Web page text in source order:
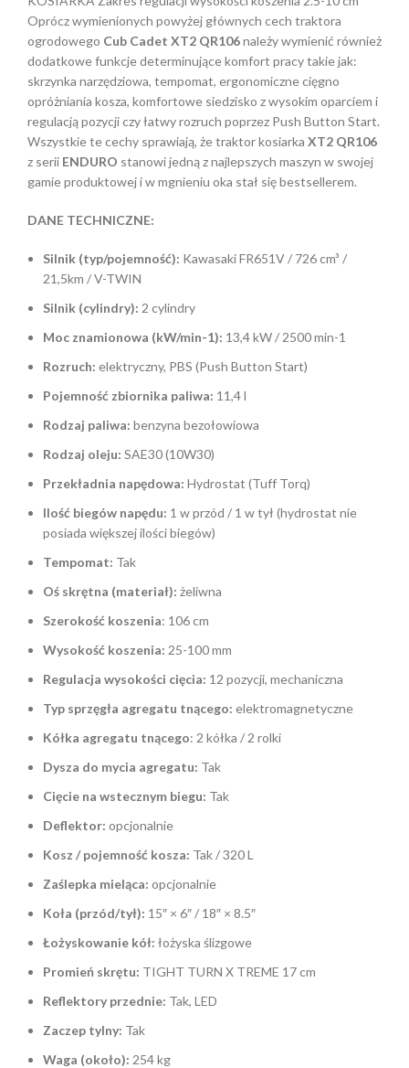
Oprócz wymienionych powyżej głównych cech traktora
ogrodowego Cub Cadet XT2 QR106należy wymienić również
dodatkowe funkcje determinujące komfort pracy takie jak:
skrzynka narzędziowa, tempomat, ergonomiczne cięgno
opróżniania kosza, komfortowe siedzisko z wysokim oparciem i
regulacją pozycji czy łatwy rozruch poprzez Push Button Start.
Wszystkie te cechy sprawiają, że traktor kosiarka XT2 QR106
z serii ENDURO stanowi jedną z najlepszych maszyn w swojej
gamie produktowej i w mgnieniu oka stał się bestsellerem.
DANE TECHNICZNE:
Silnik (typ/pojemność): Kawasaki FR651V / 726 cm³ /
21,5km / V-TWIN
Silnik (cylindry): 2 cylindry
Moc znamionowa (kW/min-1): 13,4 kW / 2500 min-1
Rozruch: elektryczny, PBS (Push Button Start)
Pojemność zbiornika paliwa: 11,4 l
Rodzaj paliwa: benzyna bezołowiowa
Rodzaj oleju: SAE30 (10W30)
Przekładnia napędowa: Hydrostat (Tuff Torq)
Ilość biegów napędu: 1 w przód / 1 w tył (hydrostat nie
posiada większej ilości biegów)
Tempomat: Tak
Oś skrętna (materiał): żeliwna
Szerokość koszenia: 106 cm
Wysokość koszenia: 25-100 mm
Regulacja wysokości cięcia: 12 pozycji, mechaniczna
Typ sprzęgła agregatu tnącego: elektromagnetyczne
Kółka agregatu tnącego: 2 kółka / 2 rolki
Dysza do mycia agregatu: Tak
Cięcie na wstecznym biegu: Tak
Deflektor: opcjonalnie
Kosz / pojemność kosza: Tak / 320 L
Zaślepka mieląca: opcjonalnie
Koła (przód/tył): 15″ × 6″ / 18″ × 8.5″
Łożyskowanie kół: łożyska ślizgowe
Promień skrętu: TIGHT TURN X TREME 17 cm
Reflektory przednie: Tak, LED
Zaczep tylny: Tak
Waga (około): 254 kg